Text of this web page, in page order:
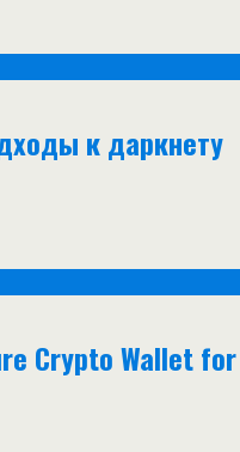
к даркнету
Crypto Wallet for